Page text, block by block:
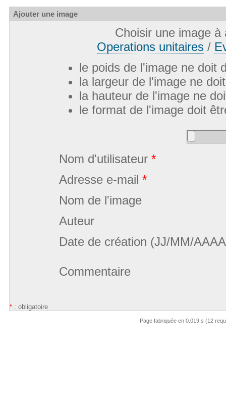
Ajouter une image
Choisir une image
Operations unitaires/
le poids de l'image ne doit
la largeur de l'image ne
la hauteur de l'image ne
le format de l'image doit
Nom d'utilisateur *
Adresse e-mail *
Nom de l'image
Auteur
Date de création (JJ/MM/
Commentaire
*: obligatoire
Page fabriquée en 0.019 s (12